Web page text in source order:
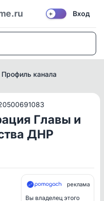
☀️ Вход
Профиль канала
Главы и
ДНР
реклама
Вы владелец этого